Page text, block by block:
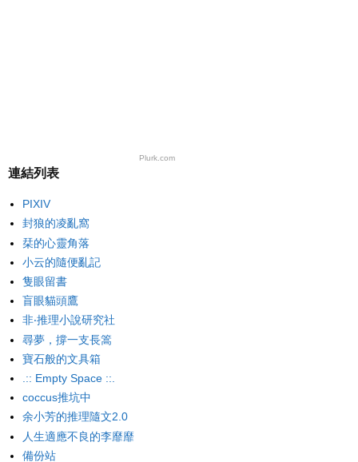
Plurk.com
連結列表
PIXIV
封狼的凌亂窩
栞的心靈角落
小云的隨便亂記
隻眼留書
盲眼貓頭鷹
非‧推理小說研究社
尋夢，撐一支長篙
寶石般的文具箱
.:: Empty Space ::.
coccus推坑中
余小芳的推理隨文2.0
人生適應不良的李靡靡
備份站